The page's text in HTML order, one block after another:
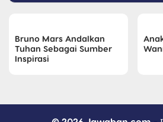
Bruno Mars Andalkan
Tuhan Sebagai Sumber
Inspirasi